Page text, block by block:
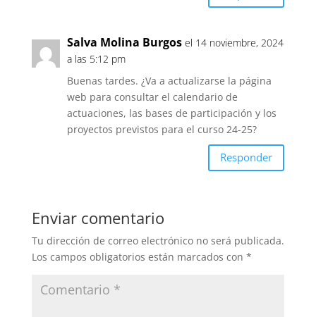
Salva Molina Burgos el 14 noviembre, 2024
a las 5:12 pm
Buenas tardes. ¿Va a actualizarse la página
web para consultar el calendario de
actuaciones, las bases de participación y los
proyectos previstos para el curso 24-25?
Responder
Enviar comentario
Tu dirección de correo electrónico no será publicada.
Los campos obligatorios están marcados con *